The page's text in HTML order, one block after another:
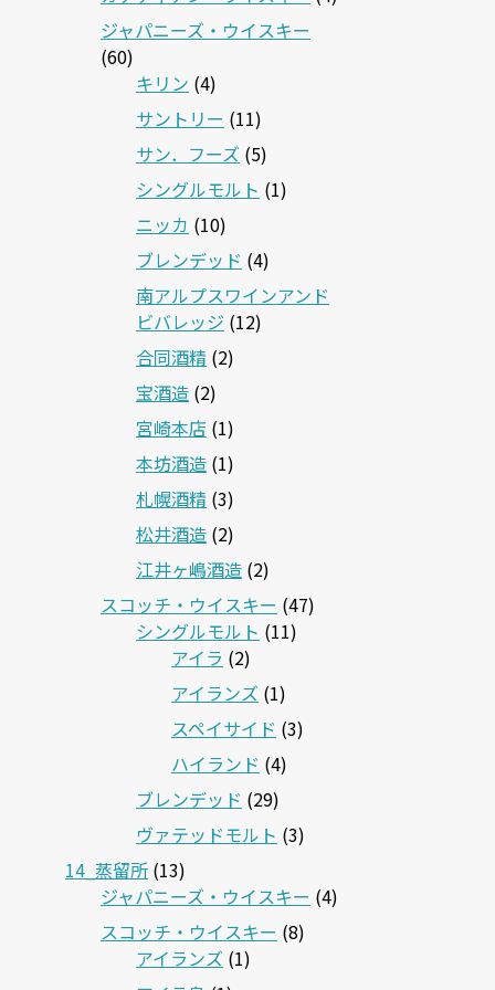
ジャパニーズ・ウイスキー
(60)
キリン (4)
サントリー (11)
サン．フーズ (5)
シングルモルト (1)
ニッカ (10)
ブレンデッド (4)
南アルプスワインアンド
ビバレッジ (12)
合同酒精 (2)
宝酒造 (2)
宮崎本店 (1)
本坊酒造 (1)
札幌酒精 (3)
松井酒造 (2)
江井ヶ嶋酒造 (2)
スコッチ・ウイスキー (47)
シングルモルト (11)
アイラ (2)
アイランズ (1)
スペイサイド (3)
ハイランド (4)
ブレンデッド (29)
ヴァテッドモルト (3)
14_蒸留所 (13)
ジャパニーズ・ウイスキー (4)
スコッチ・ウイスキー (8)
アイランズ (1)